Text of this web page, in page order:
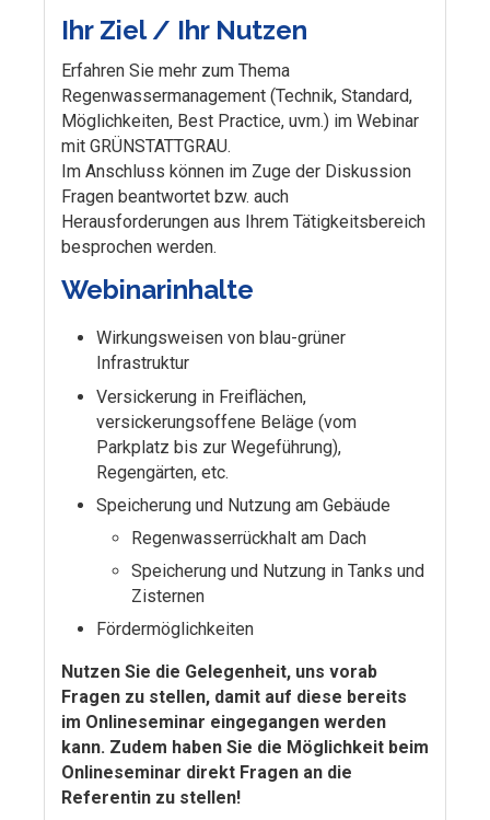
Ihr Ziel / Ihr Nutzen
Erfahren Sie mehr zum Thema
Regenwassermanagement (Technik, Standard,
Möglichkeiten, Best Practice, uvm.) im Webinar
mit GRÜNSTATTGRAU.
Im Anschluss können im Zuge der Diskussion
Fragen beantwortet bzw. auch
Herausforderungen aus Ihrem Tätigkeitsbereich
besprochen werden.
Webinarinhalte
Wirkungsweisen von blau-grüner
Infrastruktur
Versickerung in Freiflächen,
versickerungsoffene Beläge (vom
Parkplatz bis zur Wegeführung),
Regengärten, etc.
Speicherung und Nutzung am Gebäude
Regenwasserrückhalt am Dach
Speicherung und Nutzung in Tanks und
Zisternen
Fördermöglichkeiten
Nutzen Sie die Gelegenheit, uns vorab
Fragen zu stellen, damit auf diese bereits
im Onlineseminar eingegangen werden
kann. Zudem haben Sie die Möglichkeit beim
Onlineseminar direkt Fragen an die
Referentin zu stellen!